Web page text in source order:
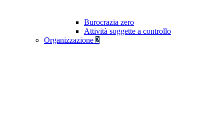
Burocrazia zero
Attività soggette a controllo
Organizzazione 2